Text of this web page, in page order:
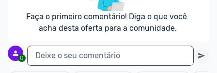
Faça o primeiro comentário! Diga o que você
acha desta oferta para a comunidade.
0 Deixe o seu comentário